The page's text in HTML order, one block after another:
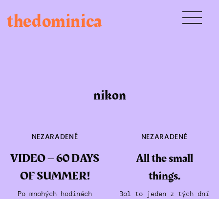
to
content
thedominica
nikon
NEZARADENÉ
VIDEO – 60 DAYS
OF SUMMER!
Po mnohých hodinách
NEZARADENÉ
All the small
things.
Bol to jeden z tých dní